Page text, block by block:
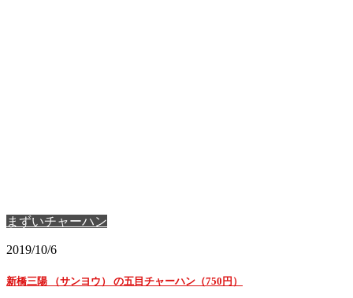
まずいチャーハン
2019/10/6
新橋三陽 （サンヨウ） の五目チャーハン（750円）